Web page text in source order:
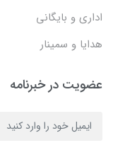
اداری و بایگانی
هدایا و سمینار
عضویت در خبرنامه